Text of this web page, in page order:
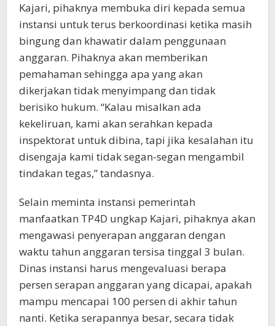
Kajari, pihaknya membuka diri kepada semua
instansi untuk terus berkoordinasi ketika masih
bingung dan khawatir dalam penggunaan
anggaran. Pihaknya akan memberikan
pemahaman sehingga apa yang akan
dikerjakan tidak menyimpang dan tidak
berisiko hukum. “Kalau misalkan ada
kekeliruan, kami akan serahkan kepada
inspektorat untuk dibina, tapi jika kesalahan itu
disengaja kami tidak segan-segan mengambil
tindakan tegas,” tandasnya.
Selain meminta instansi pemerintah
manfaatkan TP4D ungkap Kajari, pihaknya akan
mengawasi penyerapan anggaran dengan
waktu tahun anggaran tersisa tinggal 3 bulan.
Dinas instansi harus mengevaluasi berapa
persen serapan anggaran yang dicapai, apakah
mampu mencapai 100 persen di akhir tahun
nanti. Ketika serapannya besar, secara tidak